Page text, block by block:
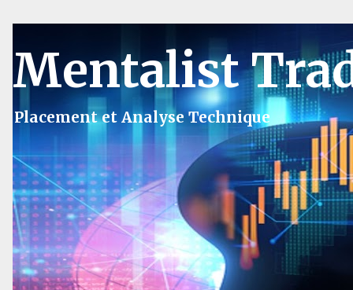
Mentalist
Placement et Analyse Technique